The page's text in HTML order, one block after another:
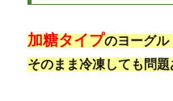
加糖タイプのヨーグル
そのまま冷凍しても問題